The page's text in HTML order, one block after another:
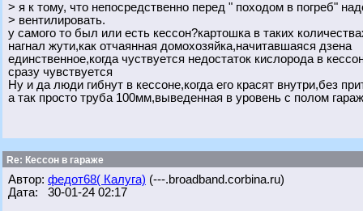
> я к тому, что непосредственно перед " походом в погреб"
> вентилировать.
у самого то был или есть кессон?картошка в таких
нагнал жути,как отчаянная домохозяйка,начитавшаяся дзена
единственное,когда чуствуется недостаток кислорода в
сразу чувствуется
Ну и да люди гибнут в кессоне,когда его красят внутри,без
а так просто труба 100мм,выведенная в уровень с полом
Re: Кессон в гараже
Автор: федот68( Калуга) (---.broadband.corbina.ru)
Дата: 30-01-24 02:17